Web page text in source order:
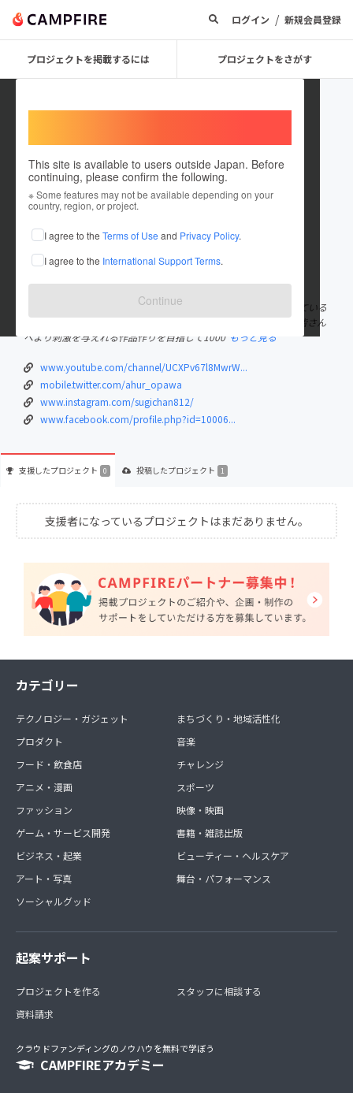
ログイン / 新規会員登録
プロジェクトを掲載するには プロジェクトをさがす
This site is available to users outside Japan. Before
continuing, please confirm the following.
※ Some features may not be available depending on your
country, region, or project.
I agree to the Terms of Use and Privacy Policy.
I agree to the International Support Terms.
Continue
SUGIcHAAN
これまでに1件のプロジェクトを投稿しています
在住国：日本 現在地：大阪府
出身国：日本 出身地：石川県
みなさん、初めまして杉本尚弥です。 今回はいつもお世話になっている
方をお呼びして集まって頂いたメンバーで、作品を制作します。 皆さん
へより刺激を与えれる作品作りを目指して1000 もっと見る
www.youtube.com/channel/UCXPv67l8MwrW...
mobile.twitter.com/ahur_opawa
www.instagram.com/sugichan812/
www.facebook.com/profile.php?id=10006...
支援したプロジェクト 0 投稿したプロジェクト 1
支援者になっているプロジェクトはまだありません。
カテゴリー
テクノロジー・ガジェット
プロダクト
フード・飲食店
アニメ・漫画
ファッション
ゲーム・サービス開発
ビジネス・起業
アート・写真
ソーシャルグッド
まちづくり・地域活性化
音楽
チャレンジ
スポーツ
映像・映画
書籍・雑誌出版
ビューティー・ヘルスケア
舞台・パフォーマンス
起案サポート
プロジェクトを作る
資料請求
スタッフに相談する
クラウドファンディングのノウハウを無料で学ぼう
CAMPFIREアカデミー